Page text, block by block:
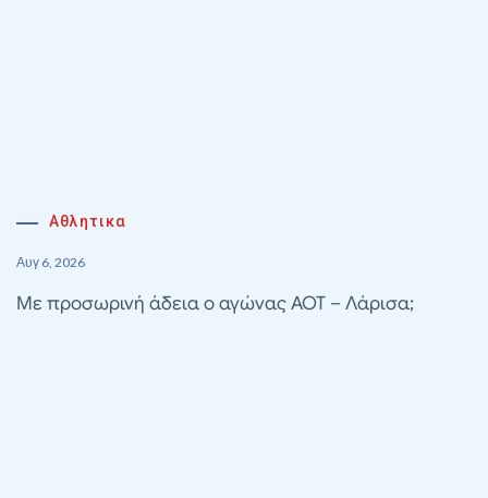
Αθλητικα
Αυγ 6, 2026
Με προσωρινή άδεια ο αγώνας ΑΟΤ – Λάρισα;